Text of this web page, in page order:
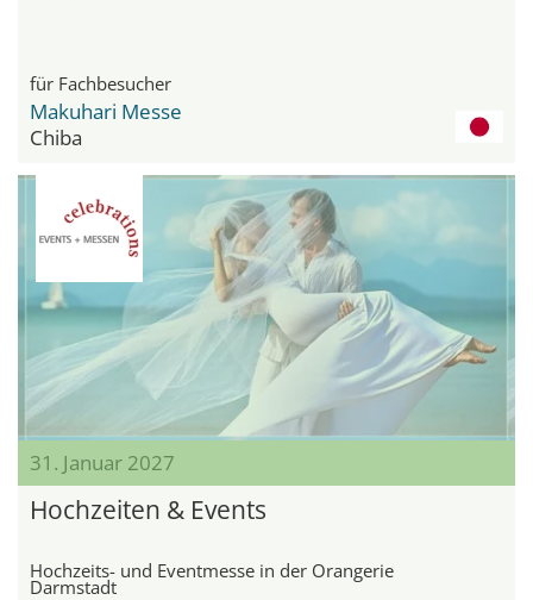
für Fachbesucher
Makuhari Messe
Chiba
31. Januar 2027
Hochzeiten & Events
Hochzeits- und Eventmesse in der Orangerie
Darmstadt